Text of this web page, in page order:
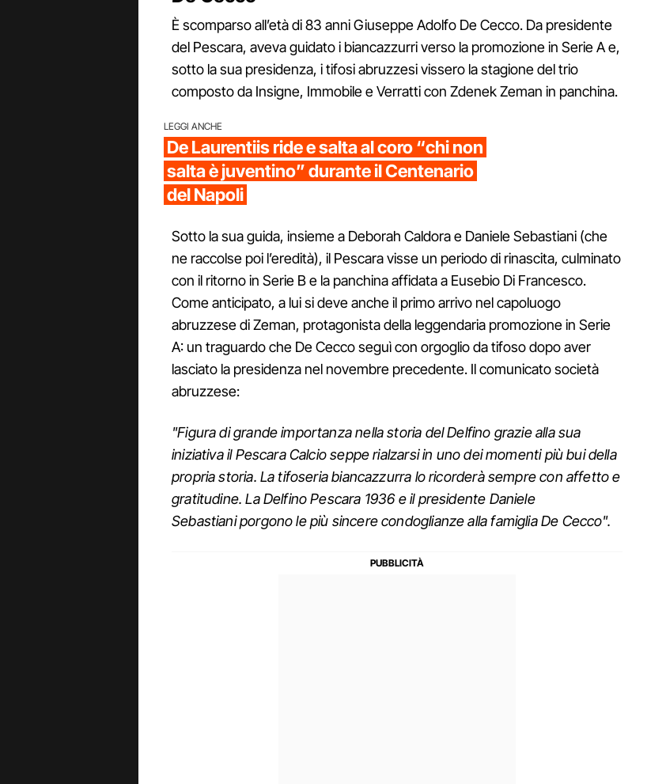
È scomparso all’età di 83 anni Giuseppe Adolfo De Cecco. Da presidente
del Pescara, aveva guidato i biancazzurri verso la promozione in Serie A e,
sotto la sua presidenza, i tifosi abruzzesi vissero la stagione del trio
composto da Insigne, Immobile e Verratti con Zdenek Zeman in panchina.
LEGGI ANCHE
De Laurentiis ride e salta al coro “chi non
salta è juventino” durante il Centenario
del Napoli
Sotto la sua guida, insieme a Deborah Caldora e Daniele Sebastiani (che
ne raccolse poi l’eredità), il Pescara visse un periodo di rinascita, culminato
con il ritorno in Serie B e la panchina affidata a Eusebio Di Francesco.
Come anticipato, a lui si deve anche il primo arrivo nel capoluogo
abruzzese di Zeman, protagonista della leggendaria promozione in Serie
A: un traguardo che De Cecco seguì con orgoglio da tifoso dopo aver
lasciato la presidenza nel novembre precedente. Il comunicato società
abruzzese:
"Figura di grande importanza nella storia del Delfino grazie alla sua
iniziativa il Pescara Calcio seppe rialzarsi in uno dei momenti più bui della
propria storia. La tifoseria biancazzurra lo ricorderà sempre con affetto e
gratitudine. La Delfino Pescara 1936 e il presidente Daniele
Sebastiani porgono le più sincere condoglianze alla famiglia De Cecco".